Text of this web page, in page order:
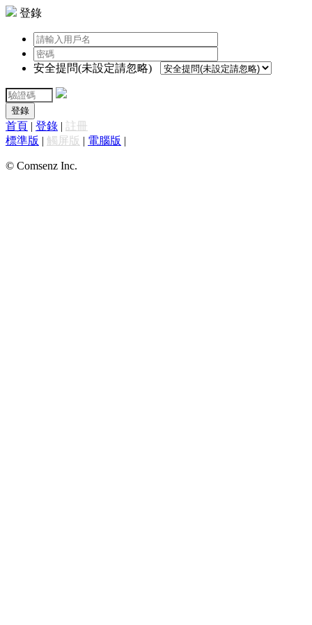
登錄
安全提問(未設定請忽略)
登錄
首頁 | 登錄 | 註冊
標準版 | 觸屏版 | 電腦版 |
© Comsenz Inc.